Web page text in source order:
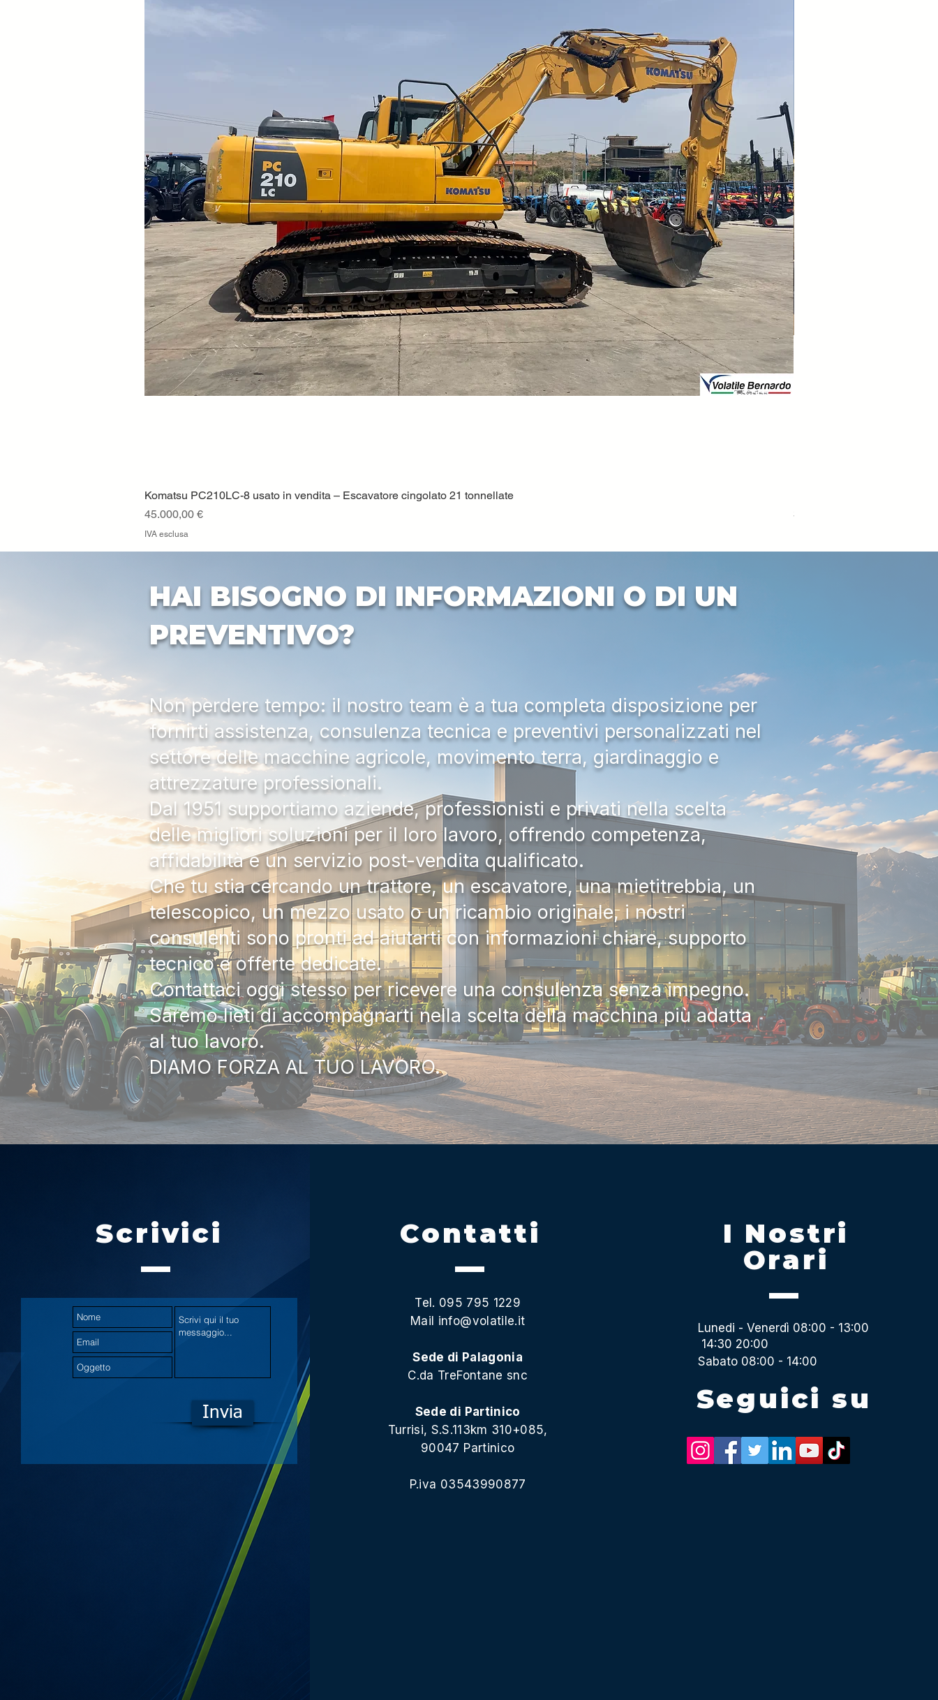
Vista rapida
Komatsu PC210LC-8 usato in vendita – Escavatore cingolato 21 tonnellate
Prezzo
45.000,00 €
IVA esclusa
Prezzo
33.000,00 €
HAI BISOGNO DI INFORMAZIONI O DI UN
PREVENTIVO?
Non perdere tempo: il nostro team è a tua completa disposizione per
fornirti assistenza, consulenza tecnica e preventivi personalizzati nel
settore delle macchine agricole, movimento terra, giardinaggio e
attrezzature professionali.
Dal 1951 supportiamo aziende, professionisti e privati nella scelta
delle migliori soluzioni per il loro lavoro, offrendo competenza,
affidabilità e un servizio post-vendita qualificato.
Che tu stia cercando un trattore, un escavatore, una mietitrebbia, un
telescopico, un mezzo usato o un ricambio originale, i nostri
consulenti sono pronti ad aiutarti con informazioni chiare, supporto
tecnico e offerte dedicate.
Contattaci oggi stesso per ricevere una consulenza senza impegno.
Saremo lieti di accompagnarti nella scelta della macchina più adatta
al tuo lavoro.
DIAMO FORZA AL TUO LAVORO.
Scrivici
Invia
Contatti
Tel. 095 795 1229
Mail info@volatile.it
Sede di Palagonia
C.da TreFontane snc
Sede di Partinico
Turrisi, S.S.113km 310+085,
90047 Partinico
P.iva 03543990877
I Nostri
Orari
Lunedi - Venerdì 08:00 - 13:00
14:30 20:00
Sabato 08:00 - 14:00
Seguici su